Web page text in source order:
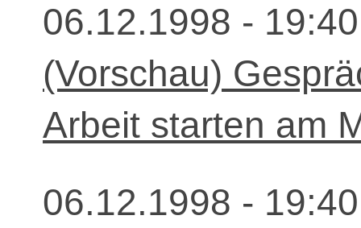
06.12.1998 -
(Vorschau)
Arbeit starten am
06.12.1998 -